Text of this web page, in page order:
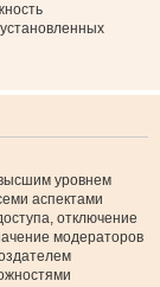
уровнем
аспектами
отключение
модераторов